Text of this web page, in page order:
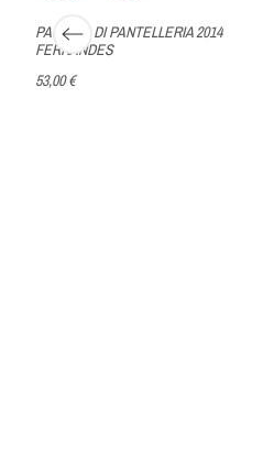
PASSITO DI PANTELLERIA 2014
FERRANDES
53,00 €